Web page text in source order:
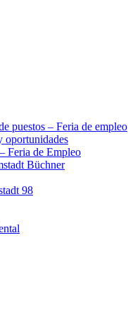
puestos – Feria de empleo
oportunidades
Feria de Empleo
Büchner
98